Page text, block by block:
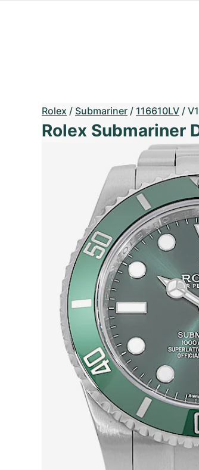
Rolex / Submariner / 116610LV /
Rolex Submariner